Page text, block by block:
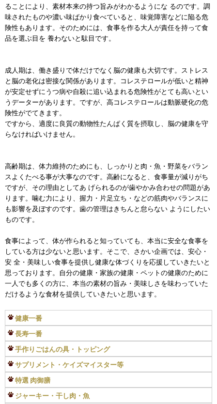
ることにより、素材本来の持つ旨みがわかるようにな るのです。調
味されたものや濃い味ばかり食べていると、味覚障害などに陥る危
険性もあります。そのためには、食事を作る大人が責任を持って食
品を選ぶ目を 養わないと駄目です。
成人期は、働き盛りで体だけでなく脳の健康も大切です。ストレス
と脳の老化は密接な関係があります。コレステロールが低いと精神
が安定せずにうつ病や自殺に追い込まれる危険性がとても高いとい
うデーターがあります。ですが、高コレステロールは動脈硬化の危
険性がでてきます。
ですから、適度に良質の動物性たんぱく質を摂取し、脳の健康を守
らなければいけません。
高齢期は、体力維持のためにも、しっかりと肉・魚・野菜をバラン
スよくたべる事が大事なのです。高齢になると、食事量が減りがち
ですが、その理由としてあ げられるのが歯やかみ合わせの問題があ
ります。噛む力により、握力・片足立ち・などの筋肉やバランスに
も影響を及ぼすのです。歯の管理はきちんと怠らない ようにしたい
ものです。
食事によって、体が作られると知っていても、本当に安全な食事を
している方は少ないと思います。そこで、さかい企画では、安心・
安 全・美味しい食事を提供し健康な体づくりを応援していきたいと
思っております。自分の健康・家族の健康・ペットの健康のために
一人でも多くの方に、本当の素材の旨み・美味しさを味わっていた
だけるような食材を提供していきたいと思います。
健康一番
長寿一番
手作りごはんの具・トッピング
サプリメント・ケイズマイスター等
特選 肉御膳
ジャーキー・干し肉・魚